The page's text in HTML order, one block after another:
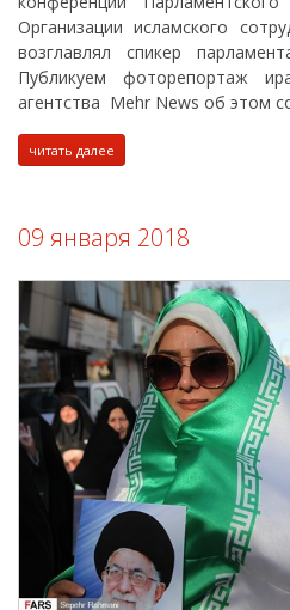
Организации исламского
возглавлял спикер
Публикуем фоторепортаж
агентства Mehr News об этом
читать далее
09 января 2018